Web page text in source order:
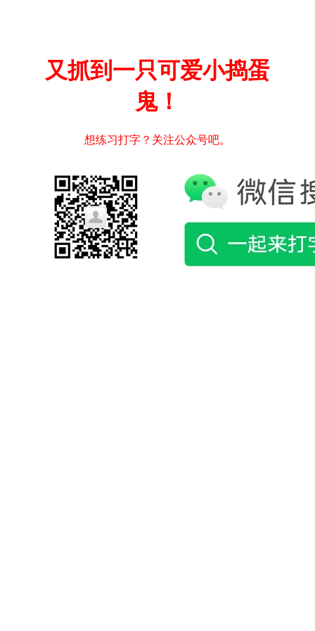
又抓到一只可爱小捣蛋
鬼！
想练习打字？关注公众号吧。